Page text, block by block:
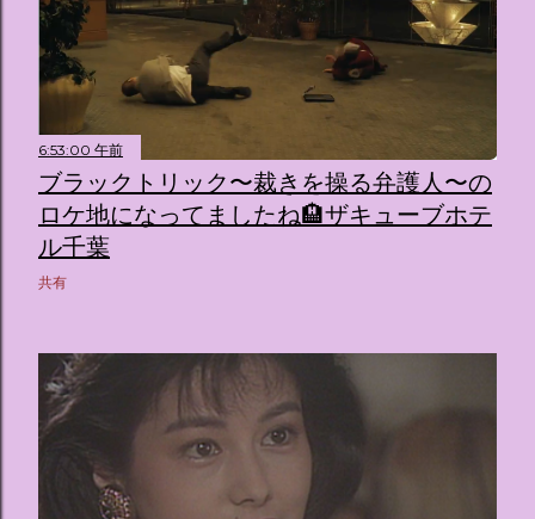
6:53:00 午前
ブラックトリック〜裁きを操る弁護人〜の
ロケ地になってましたね🏨ザキューブホテ
ル千葉
共有